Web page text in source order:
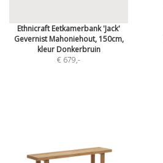
Ethnicraft Eetkamerbank 'Jack'
Gevernist Mahoniehout, 150cm,
kleur Donkerbruin
€ 679,-